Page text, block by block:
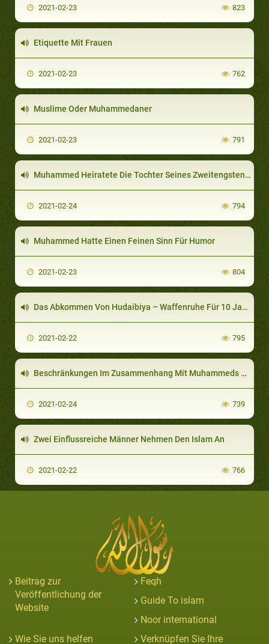
2021-02-23 823
Etiquette Mit Frauen
2021-02-23 762
Muslime Oder Muhammedaner
2021-02-23 791
Muhammed Heiratete Die Tochter Seines Zweitengsten Gefährten, Umar
2021-02-24 794
Muhammed Hatte Einen Feinen Sinn Für Humor
2021-02-23 804
Das Abkommen Von Hudaibiya – Waffenruhe Für 10 Jahre
2021-02-22 795
Beschränkungen Im Zusammenhang Mit Muhammeds Frauen
2021-02-24 739
Zwei Einflussreiche Männer Nehmen Den Islam An
2021-02-22 766
Beitrag zur
Veröffentlichung der
Website
Feqh
Guide To islam
Noor international
Wie Sie uns helfen
Verknüpfen Sie Ihre